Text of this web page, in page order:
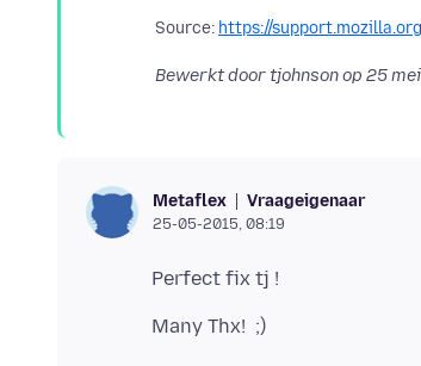
Source: https://
Bewerkt door tjohnson op 25
Metaflex Vraageigenaar
25-05-2015, 08:19